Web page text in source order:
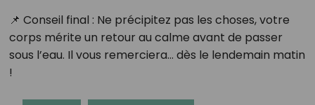
📌 Conseil final : Ne précipitez pas les choses, votre
corps mérite un retour au calme avant de passer
sous l’eau. Il vous remerciera… dès le lendemain matin
!